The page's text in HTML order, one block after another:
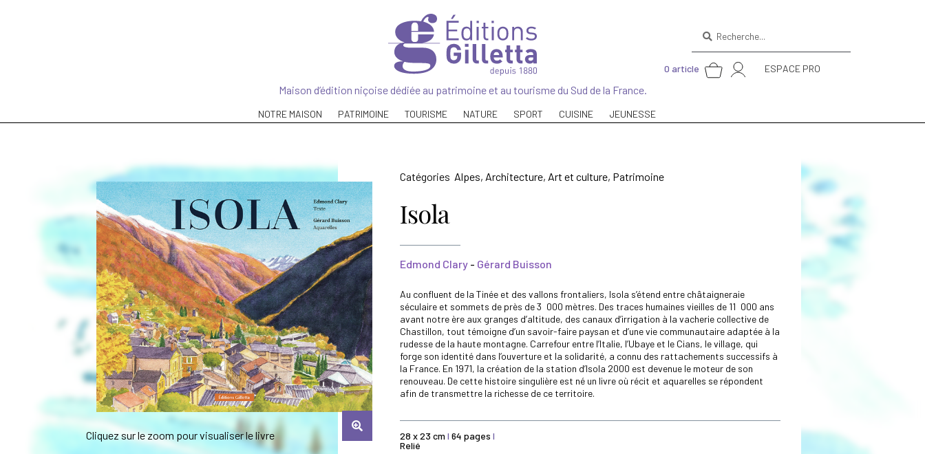
Maison d’édition niçoise dédiée au patrimoine et au tourisme du Sud de la France.
ESPACE PRO
0 article
pour :
NOTRE MAISON PATRIMOINE TOURISME NATURE SPORT CUISINE JEUNESSE
Catégories Alpes, Architecture, Art et culture, Patrimoine
Isola
Edmond Clary - Gérard Buisson
Au confluent de la Tinée et des vallons frontaliers, Isola s’étend entre châtaigneraie
séculaire et sommets de près de 3 000 mètres. Des traces humaines vieilles de 11 000 ans
avant notre ère aux granges d’altitude, des canaux d’irrigation à la vacherie collective de
Chastillon, tout témoigne d’un savoir-faire paysan et d’une vie communautaire adaptée à la
rudesse de la haute montagne. Carrefour entre l’Italie, l’Ubaye et le Cians, le village, qui
forge son identité dans l’ouverture et la solidarité, a connu des rattachements successifs à
la France. En 1971, la création de la station d’Isola 2000 est devenue le moteur de son
renouveau. De cette histoire singulière est né un livre où récit et aquarelles se répondent
afin de transmettre la richesse de ce territoire.
28 x 23 cm I64 pages I
Relié